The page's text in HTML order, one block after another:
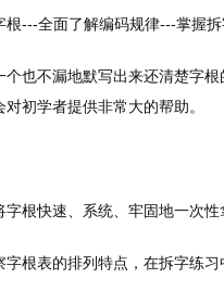
---全面了解编码规律---掌握拆
也不漏地默写出来还清楚字
初学者提供非常大的帮助。
根快速、系统、牢固地一次性
根表的排列特点，在拆字练习